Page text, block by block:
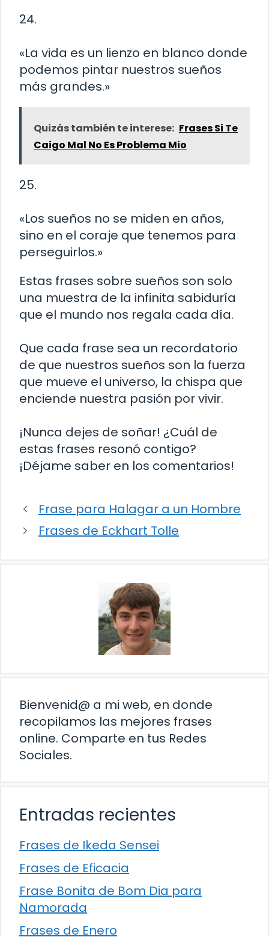
24.
«La vida es un lienzo en blanco donde
podemos pintar nuestros sueños
más grandes.»
Quizás también te interese: Frases Si Te
Caigo Mal No Es Problema Mio
25.
«Los sueños no se miden en años,
sino en el coraje que tenemos para
perseguirlos.»
Estas frases sobre sueños son solo
una muestra de la infinita sabiduría
que el mundo nos regala cada día.
Que cada frase sea un recordatorio
de que nuestros sueños son la fuerza
que mueve el universo, la chispa que
enciende nuestra pasión por vivir.
¡Nunca dejes de soñar! ¿Cuál de
estas frases resonó contigo?
¡Déjame saber en los comentarios!
Frase para Halagar a un Hombre
Frases de Eckhart Tolle
Bienvenid@ a mi web, en donde
recopilamos las mejores frases
online. Comparte en tus Redes
Sociales.
Entradas recientes
Frases de Ikeda Sensei
Frases de Eficacia
Frase Bonita de Bom Dia para
Namorada
Frases de Enero